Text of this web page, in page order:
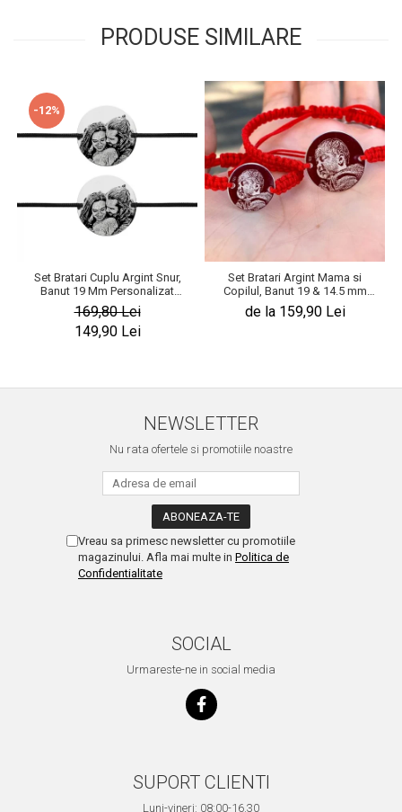
PRODUSE SIMILARE
-12%
Set Bratari Cuplu Argint Snur,
Banut 19 Mm Personalizat
Gravura cu Fotografie Argint 925
169,80 Lei
149,90 Lei
Set Bratari Argint Mama si
Copilul, Banut 19 & 14.5 mm
Personalizat Gravura Foto
de la 159,90 Lei
NEWSLETTER
Nu rata ofertele si promotiile noastre
Vreau sa primesc newsletter cu promotiile
magazinului. Afla mai multe in Politica de
Confidentialitate
SOCIAL
Urmareste-ne in social media
SUPORT CLIENTI
Luni-vineri: 08:00-16.30